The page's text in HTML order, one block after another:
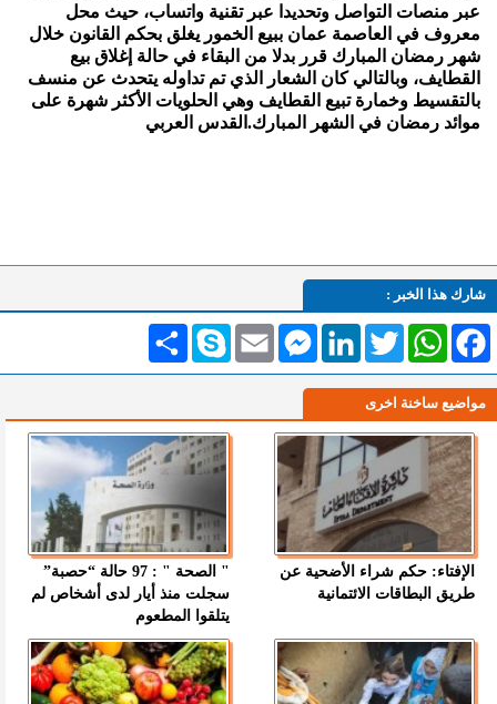
عبر منصات التواصل وتحديدا عبر تقنية واتساب، حيث محل
معروف في العاصمة عمان ببيع الخمور يغلق بحكم القانون خلال
شهر رمضان المبارك قرر بدلا من البقاء في حالة إغلاق بيع
القطايف، وبالتالي كان الشعار الذي تم تداوله يتحدث عن منسف
بالتقسيط وخمارة تبيع القطايف وهي الحلويات الأكثر شهرة على
موائد رمضان في الشهر المبارك.القدس العربي
شارك هذا الخبر :
انشر Skype Email
MessengerLinkedInTwitterWhatsAppFacebook
مواضيع ساخنة اخرى
الإفتاء: حكم شراء الأضحية عن
طريق البطاقات الائتمانية
" الصحة " : 97 حالة “حصبة”
سجلت منذ أيار لدى أشخاص لم
يتلقوا المطعوم